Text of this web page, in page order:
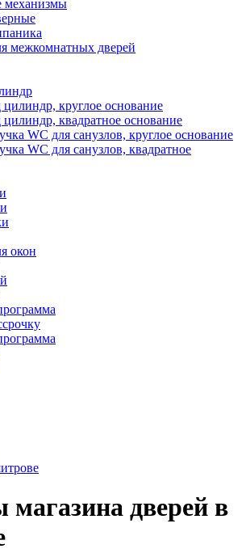
механизмы
межкомнатных дверей
круглое основание
квадратное основание
WC для санузлов, круглое основание
WC для санузлов, квадратное
окон
магазина дверей в